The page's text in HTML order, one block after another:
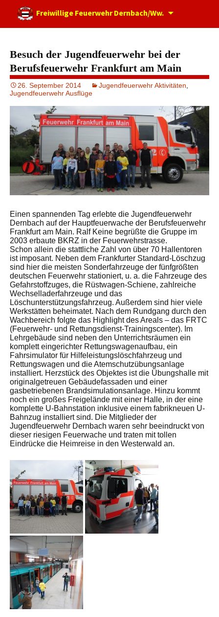
Freiwillige Feuerwehr Dernbach/Ww.
Besuch der Jugendfeuerwehr bei der
Berufsfeuerwehr Frankfurt am Main
26. September 2014 Jugendfeuerwehr Aktivitäten
Jugendfeuerwehr Ausflüge
Einen spannenden Tag erlebte die Jugendfeuerwehr
Dernbach auf der Hauptfeuerwache der Berufsfeuerwehr
Frankfurt am Main. Ralf Keine begrüßte die Gruppe im
2003 erbaute BKRZ in der Feuerwehrstrasse.
Schon allein die stattliche Zahl von über 70 Hallentoren
ist imposant. Neben dem Frankfurter Standard-Löschzug
sind hier die meisten Sonderfahrzeuge der fünfgrößten
deutschen Feuerwehr stationiert, u. a. die Fahrzeuge des
Gefahrstoffzuges, die Rüstwagen-Schiene, zahlreiche
Wechselladerfahrzeuge und das
Löschunterstützungsfahrzeug. Außerdem sind hier viele
Werkstätten beheimatet. Nach dem Rundgang durch den
Wachbereich folgte das Highlight des Areals – das FRTC
(Feuerwehr- und Rettungsdienst-Trainingscenter). Im
Lehrgebäude sind neben den Unterrichtsräumen ein
komplett eingerichter Rettungswagenaufbau, ein
Fahrsimulator für Hilfeleistungslöschfahrzeug und
Rettungswagen und die Atemschutzübungsanlage
installiert. Herzstück des Objektes ist die Übungshalle mit
originalgetreuen Gebäudefassaden und einer
gasbetriebenen Brandsimulationsanlage. Hinzu kommt
noch ein großes Freigelände mit einer Halle, in der eine
komplette U-Bahnstation inklusive einem fabrikneuen U-
Bahnzug installiert sind. Die Mitglieder der
Jugendfeuerwehr Dernbach waren sehr beeindruckt von
dieser riesigen Feuerwache und traten mit tollen
Eindrücke die Heimreise in den Westerwald an.